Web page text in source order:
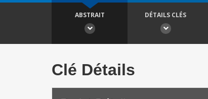
ABSTRAIT DÉTAILS CLÉS
Clé Détails